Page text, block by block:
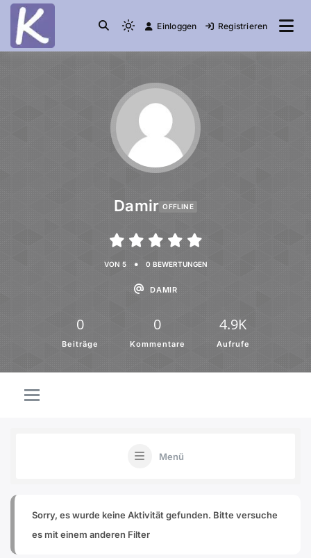
die Community Einloggen Registrieren
Damir OFFLINE
VON 5 • 0 BEWERTUNGEN
DAMIR
0
Beiträge
0
Kommentare
4.9K
Aufrufe
Menü
Sorry, es wurde keine Aktivität gefunden. Bitte versuche
es mit einem anderen Filter